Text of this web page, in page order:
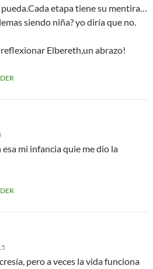
etapa tiene su mentira…
siendo niña? yo diría que no.
Elbereth,un abrazo!
mi infancia quie me dio la
pero a veces la vida funciona